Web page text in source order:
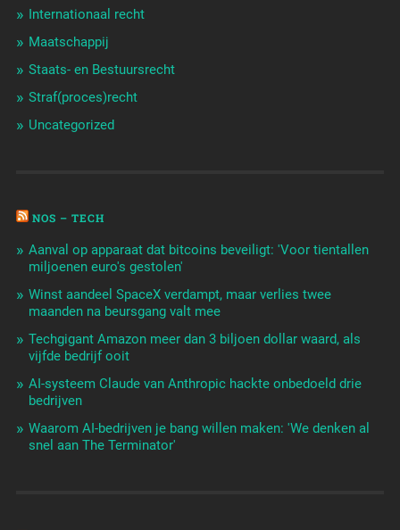
Internationaal recht
Maatschappij
Staats- en Bestuursrecht
Straf(proces)recht
Uncategorized
NOS – TECH
Aanval op apparaat dat bitcoins beveiligt: 'Voor tientallen
miljoenen euro's gestolen'
Winst aandeel SpaceX verdampt, maar verlies twee
maanden na beursgang valt mee
Techgigant Amazon meer dan 3 biljoen dollar waard, als
vijfde bedrijf ooit
AI-systeem Claude van Anthropic hackte onbedoeld drie
bedrijven
Waarom AI-bedrijven je bang willen maken: 'We denken al
snel aan The Terminator'